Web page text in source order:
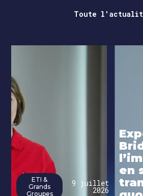
Toute
ETI &
Grands
Groupes
9 juillet
2026
en